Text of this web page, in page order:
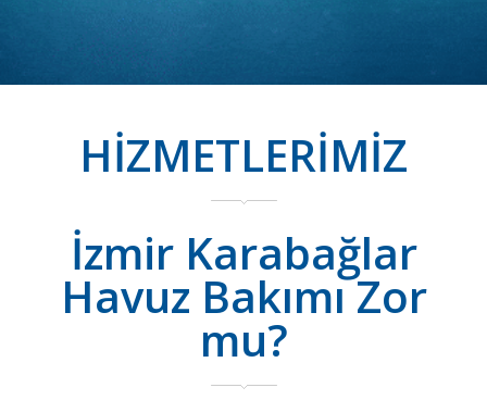
HİZMETLERİMİZ
İzmir Karabağlar
Havuz Bakımı Zor
mu?